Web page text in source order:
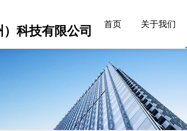
科技有限公司 首页 关于我们